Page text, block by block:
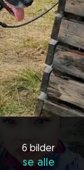
6 bilder
se alle